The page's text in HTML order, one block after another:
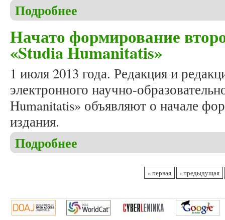
Подробнее
Начато формирование
«Studia Humanitatis»
1 июля 2013 года. Редакция и
электронного научно-
Humanitatis» объявляют о начале
издания.
Подробнее
« первая ‹ предыдущая